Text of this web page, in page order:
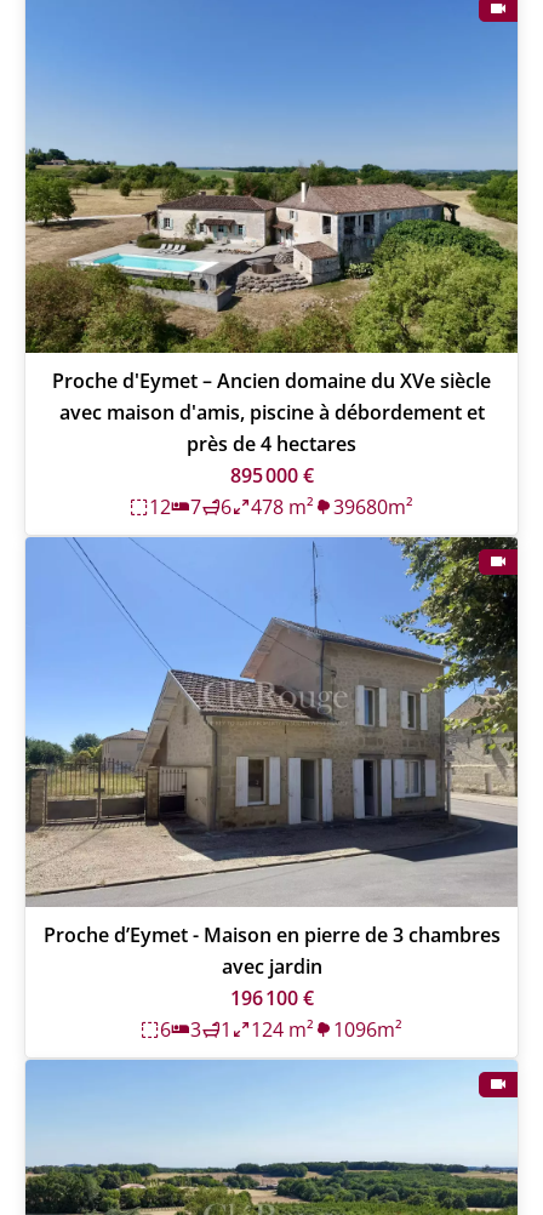
Proche d'Eymet – Ancien domaine du XVe siècle
avec maison d'amis, piscine à débordement et
près de 4 hectares
895 000 €
12
7 6 478 m² 39680m²
Proche d’Eymet - Maison en pierre de 3 chambres
avec jardin
196 100 €
6
3 1 124 m² 1096m²